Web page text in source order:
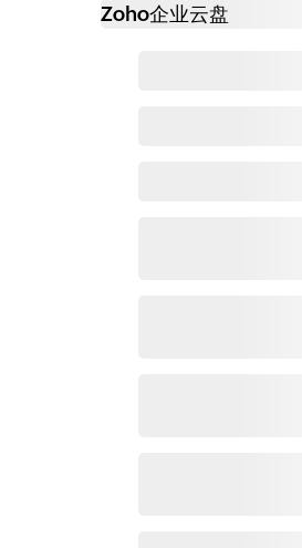
Zoho企业云盘